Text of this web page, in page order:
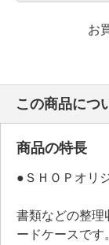
お
この商品につ
商品の特長
●ＳＨＯＰオリ
書類などの整理
ードケースです